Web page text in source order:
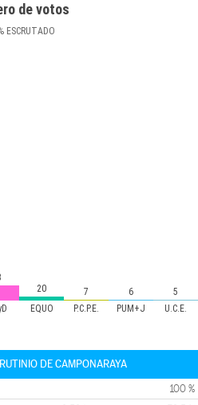
de votos
ESCRUTADO
EQUO P.C.P.E. PUM+J U.C.E.
20
7 6 5
DE CAMPONARAYA
100 %